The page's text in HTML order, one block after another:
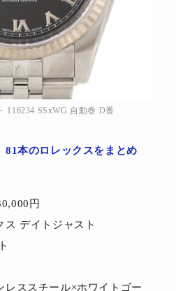
116234 SSxWG 自動巻 D番
81本のロレックスをまとめ
円
デイトジャスト
ススチール×ホワイトゴー